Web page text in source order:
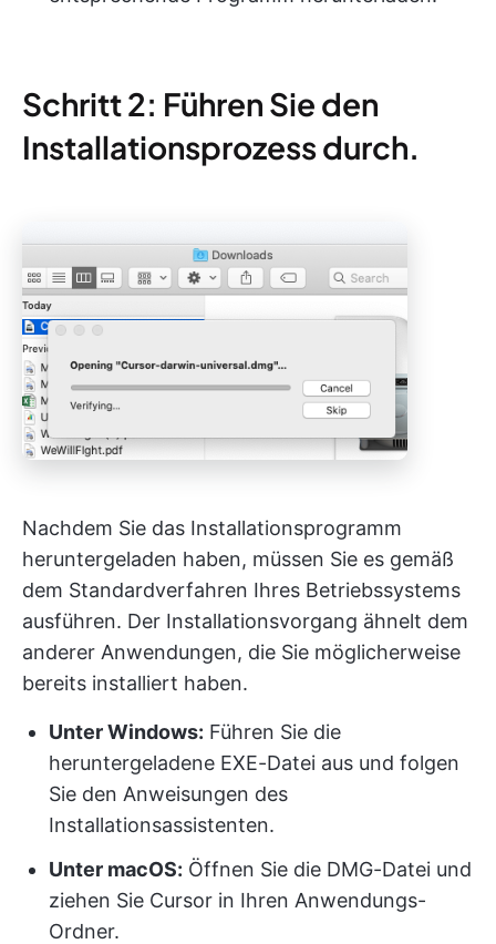
Schritt 2: Führen Sie den
Installationsprozess durch.
Nachdem Sie das Installationsprogramm
heruntergeladen haben, müssen Sie es gemäß
dem Standardverfahren Ihres Betriebssystems
ausführen. Der Installationsvorgang ähnelt dem
anderer Anwendungen, die Sie möglicherweise
bereits installiert haben.
Unter Windows: Führen Sie die
heruntergeladene EXE-Datei aus und folgen
Sie den Anweisungen des
Installationsassistenten.
Unter macOS: Öffnen Sie die DMG-Datei und
ziehen Sie Cursor in Ihren Anwendungs-
Ordner.